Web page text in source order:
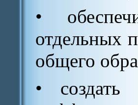
•
отдельных
общего
• создать